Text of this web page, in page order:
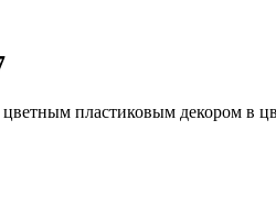
пластиковым декором в